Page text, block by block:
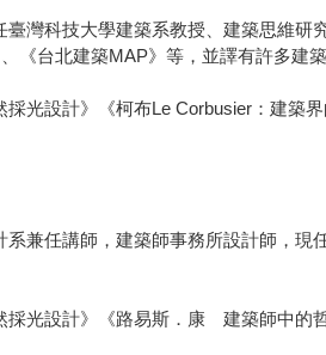
灣科技大學建築系教授、建築思維研
《台北建築MAP》等，並譯有許多建築
光設計》《柯布Le Corbusier：建
兼任講師，建築師事務所設計師，
光設計》《路易斯．康 建築師中的